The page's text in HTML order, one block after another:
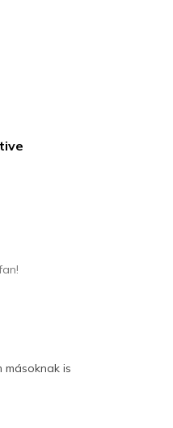
size
Wearing
is